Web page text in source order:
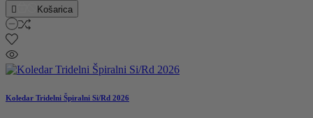
 Košarica
Koledar Tridelni Špiralni Si/Rd 2026